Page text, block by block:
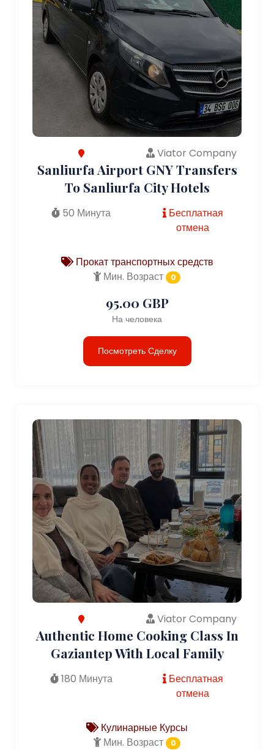
Viator Company
Sanliurfa Airport GNY Transfers
To Sanliurfa City Hotels
50 Минута
Бесплатная
отмена
Прокат транспортных средств
Мин. Возраст
0
95.00 GBP
На человека
Посмотреть Сделку
Viator Company
Authentic Home Cooking Class In
Gaziantep With Local Family
180 Минута
Бесплатная
отмена
Кулинарные Курсы
Мин. Возраст
0